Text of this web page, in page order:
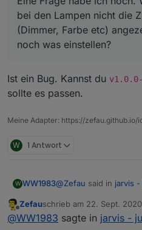
Du musst im alias
(undSTOP , was du
fehlt).
Die Dokumentation
https://github.com/
werde mich mal mit
Hinweis.
Eine Frage habe ich
den Lampen nicht die
Farbe etc) angezeigt.
einstellen?
bei den Lampen nicht die
(Dimmer, Farbe etc)
noch was einstellen?
Ist ein Bug. Kannst du
sollte es passen.
Meine Adapter: https://zefau.github.io/
W 1 Antwort
W WW1983@Zefau said in jarvis
@WW1983sagte in
Offline
Zefauschrieb am 22. Sept.
zuletzt editiert von Zefau
@WW1983 sagte in jarvis -